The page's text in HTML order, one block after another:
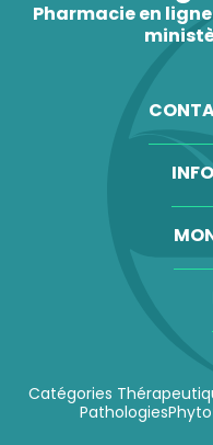
Pharmacie en
Catégories
Pathologies